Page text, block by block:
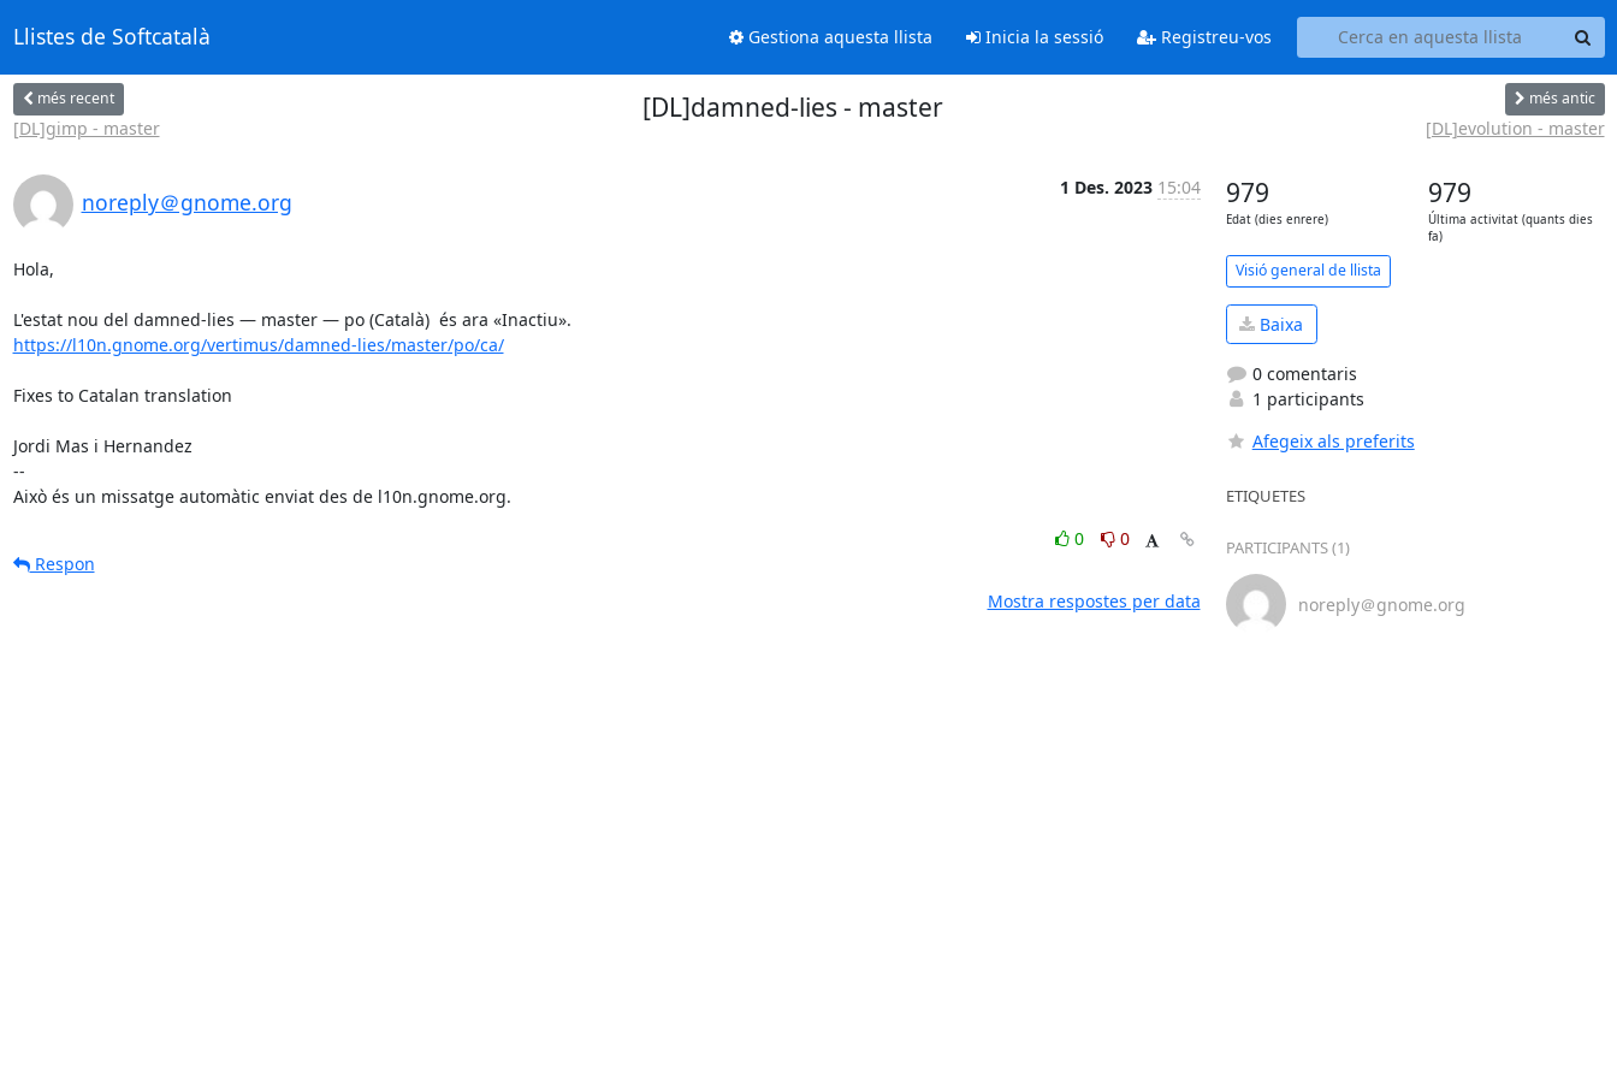
Llistes de Softcatalà Gestiona aquesta llista Inicia la sessió Registreu-vos
més recent
[DL]gimp - master
[DL]damned-lies - master més antic
[DL]evolution - master
noreply＠gnome.org
1 Des. 2023 15:04
Hola,
https://l10n.gnome.org/vertimus/damned-lies/master/po/ca/
Fixes to Catalan translation
Jordi Mas i Hernandez
--
Això és un missatge automàtic enviat des de l10n.gnome.org.
0
0
Respon
Mostra respostes per data
979
Edat (dies enrere)
979
Última activitat (quants dies
fa)
Visió general de llista
Baixa
0 comentaris
1 participants
Afegeix als preferits
ETIQUETES
PARTICIPANTS (1)
noreply＠gnome.org